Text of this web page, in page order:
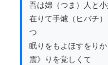
吾は婦（つま）人と
在りて手爈（ヒバチ
つゝ
眠りをもよほすをり
震》りを覚しくて